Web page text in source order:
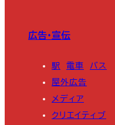
広告・宣伝
駅 電車 バス
屋外広告
メディア
クリエイティブ